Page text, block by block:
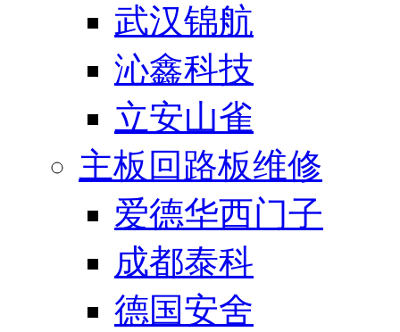
武汉锦航
沁鑫科技
立安山雀
主板回路板维修
爱德华西门子
成都泰科
德国安舍